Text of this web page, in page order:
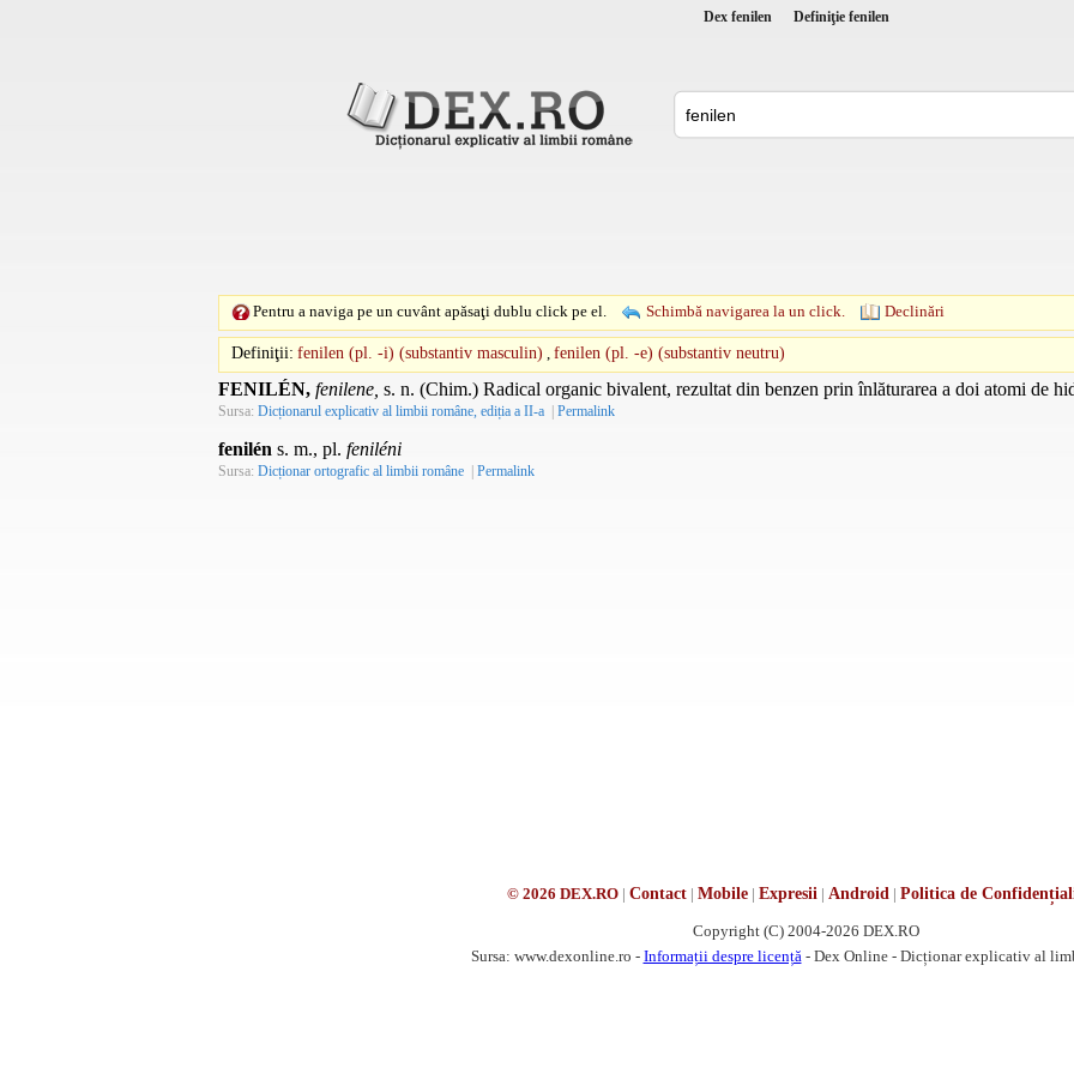
Dex fenilen Definiţie fenilen
Pentru a naviga pe un cuvânt apăsaţi dublu click pe el. Schimbă navigarea la un click. Declinări
Definiţii: fenilen (pl. -i) (substantiv masculin) fenilen (pl. -e) (substantiv neutru)
FENILÉN, fenilene, s. n. (Chim.) Radical organic bivalent, rezultat din benzen prin înlăturarea a doi atomi de
Sursa: Dicționarul explicativ al limbii române, ediția a II-a | Permalink
fenilén s. m., pl. feniléni
Sursa: Dicționar ortografic al limbii române | Permalink
© 2026 DEX.RO| Contact| Mobile| Expresii | Android | Politica de
Copyright (C) 2004-2026 DEX.RO
Sursa: www.dexonline.ro - Informații despre licență - Dex Online - Dicționar explicativ al